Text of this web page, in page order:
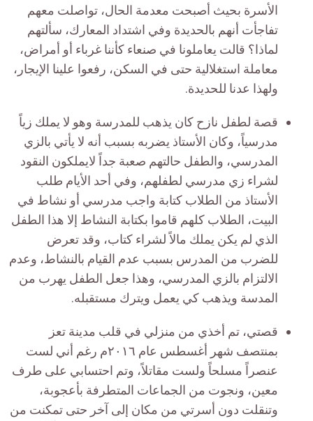
الأسرة بحيث أصبحت معدمة الحال، تواصلت معهم
تفاجأت أنهم بالحديدة وفي اشتداد المعارك، سألتهم
لماذا؟ قالت يعاملونا في صنعاء كأننا غرباء أو أمراض،
معاملة استغلالية حتى في السكن، رفعوا علينا الإيجار،
ولهذا عدنا للحديدة.
قصة لطفل نازح كان يذهب للمدرسة وهو لا يملك زياً
مدرسياً، وكان الأستاذ يضربه بسبب أنه لا يأتي بالزي
المدرسي، والطفل حالتهم صعبة جداً لايملكون النقود
لشراء زي مدرسي لطفلهم، وفي أحد الأيام طلب
الأستاذ من الطلاب كتابة واجب مدرسي أو نشاط في
البيت، الطلاب كلهم قاموا بكتابة النشاط إلا هذا الطفل
الذي لم يكن يملك مالاً لشراء كتاب، وقد تعرض
للضرب من المدرس بسبب عدم القيام بالنشاط، وعدم
الالتزام بالزي المدرسي، وهذا جعل الطفل يهرب من
المدسة ويذهب كي يعمل ويترك مستقبله.
قصتي، تم أخذي من منزلي في قلب مدينة تعز
بمنتصف شهر أغسطس عام ٢٠١٦م رغم أني لست
عنصراً مسلحاً ولست مقاتلاً، وتم احتسابي على طرف
معين، ونجوت من الجماعات المتطرفة بأعجوبة،
وتنقلت دون أسرتي من مكان إلى آخر حتى تمكنت من